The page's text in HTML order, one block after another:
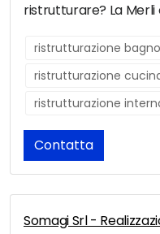
ristrutturare? La Merli
ristrutturazione bagno
ristrutturazione
ristrutturazione
Contatta
Somagi Srl -